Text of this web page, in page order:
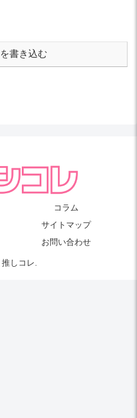
書き込む
コラム
サイトマップ
お問い合わせ
しコレ.